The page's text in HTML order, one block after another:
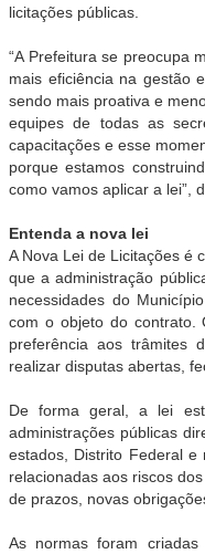
licitações públicas.
“A Prefeitura se preocupa
mais eficiência na gestão
sendo mais proativa e
equipes de todas as
capacitações e esse
porque estamos
como vamos aplicar a lei”,
Entenda a nova lei
A Nova Lei de Licitações é
que a administração
necessidades do
com o objeto do contrato.
preferência aos trâmites
realizar disputas abertas,
De forma geral, a lei
administrações públicas
estados, Distrito Federal e
relacionadas aos riscos
de prazos, novas
As normas foram